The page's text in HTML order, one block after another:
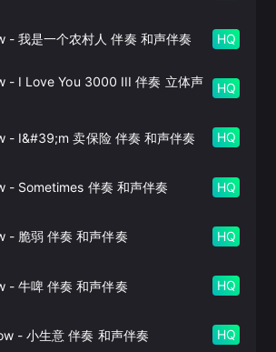
- 我是一个农村人 伴奏 和声伴奏 HQ
- I Love You 3000 III 伴奏 立体声
HQ
- I&#39;m 卖保险 伴奏 和声伴奏 HQ
- Sometimes 伴奏 和声伴奏 HQ
- 脆弱 伴奏 和声伴奏 HQ
- 牛啤 伴奏 和声伴奏 HQ
- 小生意 伴奏 和声伴奏 HQ